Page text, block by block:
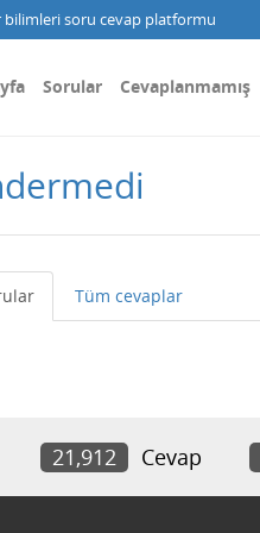
soru cevap platformu
Sorular Cevaplanmamış
Tüm cevaplar
21,912 Cevap